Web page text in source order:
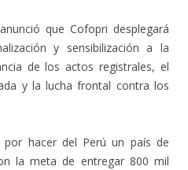
que Cofopri desplegará
y sensibilización a la
de los actos registrales, el
y la lucha frontal contra los
hacer del Perú un país de
la meta de entregar 800 mil